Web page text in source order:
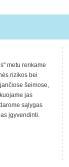
metu renkame
rizikos bei
šeimose,
jas
sąlygas
įgyvendinti.